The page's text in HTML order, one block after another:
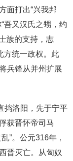
面打出“兴我邦
吾又汉氏之甥，约
族的支持，志
方统一政权。此
兵锋从并州扩展
捣洛阳，先于宁平
获晋怀帝司马
”。公元316年，
晋灭亡。从匈奴